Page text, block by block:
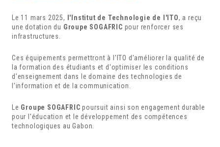
Le 11 mars 2025, l'Institut de Technologie de l'ITO, a reçu
une dotation du Groupe SOGAFRIC pour renforcer ses
infrastructures.
Ces équipements permettront à l'ITO d'améliorer la qualité de
la formation des étudiants et d'optimiser les conditions
d'enseignement dans le domaine des technologies de
l'information et de la communication.
Le Groupe SOGAFRIC poursuit ainsi son engagement durable
pour l'éducation et le développement des compétences
technologiques au Gabon.